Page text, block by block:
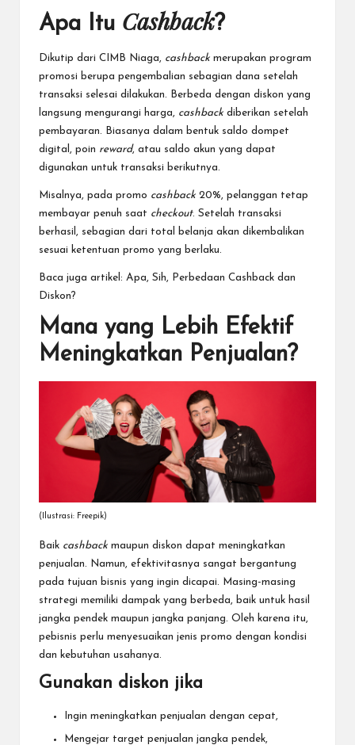
Apa Itu Cashback?
Dikutip dari CIMB Niaga, cashback merupakan program
promosi berupa pengembalian sebagian dana setelah
transaksi selesai dilakukan. Berbeda dengan diskon yang
langsung mengurangi harga, cashback diberikan setelah
pembayaran. Biasanya dalam bentuk saldo dompet
digital, poin reward, atau saldo akun yang dapat
digunakan untuk transaksi berikutnya.
Misalnya, pada promo cashback 20%, pelanggan tetap
membayar penuh saat checkout. Setelah transaksi
berhasil, sebagian dari total belanja akan dikembalikan
sesuai ketentuan promo yang berlaku.
Baca juga artikel: Apa, Sih, Perbedaan Cashback dan
Diskon?
Mana yang Lebih Efektif
Meningkatkan Penjualan?
(Ilustrasi: Freepik)
Baik cashback maupun diskon dapat meningkatkan
penjualan. Namun, efektivitasnya sangat bergantung
pada tujuan bisnis yang ingin dicapai. Masing-masing
strategi memiliki dampak yang berbeda, baik untuk hasil
jangka pendek maupun jangka panjang. Oleh karena itu,
pebisnis perlu menyesuaikan jenis promo dengan kondisi
dan kebutuhan usahanya.
Gunakan diskon jika
Ingin meningkatkan penjualan dengan cepat,
Mengejar target penjualan jangka pendek,